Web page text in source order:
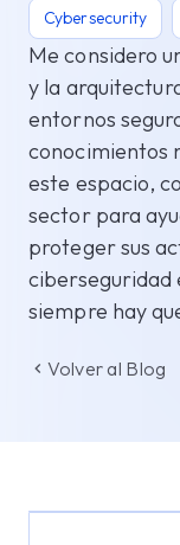
Volver al Blog
Cybersecurity
Me considero
y la
entornos
conocimientos
este espacio,
sector para
proteger sus
ciberseguridad
siempre hay